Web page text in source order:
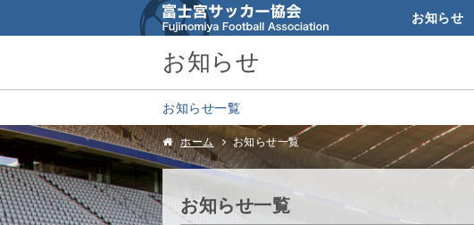
お知らせ
お知らせ
お知らせ一覧
ホーム お知らせ一覧
お知らせ一覧